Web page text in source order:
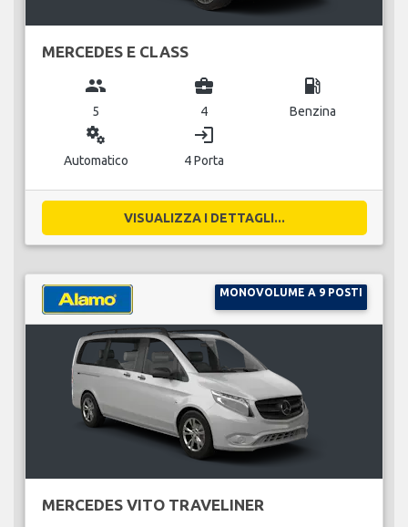
MERCEDES E CLASS
group
5
business_center
4
local_gas_station
Benzina
miscellaneous_services
Automatico
login
4 Porta
VISUALIZZA I DETTAGLI...
MONOVOLUME A 9 POSTI
MERCEDES VITO TRAVELINER